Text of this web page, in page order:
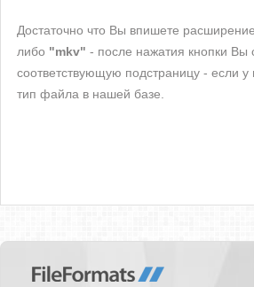
Достаточно что Вы впишете
либо "mkv" - после нажатия кнопки Вы
соответствующую подстраницу - если у
тип файла в нашей базе.